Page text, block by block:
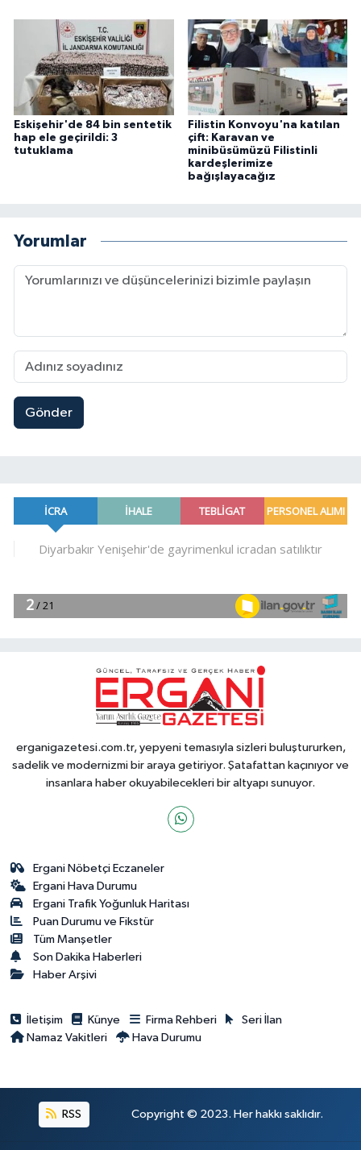
Eskişehir'de 84 bin sentetik
hap ele geçirildi: 3
tutuklama
Filistin Konvoyu'na katılan
çift: Karavan ve
minibüsümüzü Filistinli
kardeşlerimize
bağışlayacağız
Yorumlar
Gönder
erganigazetesi.com.tr, yepyeni temasıyla sizleri buluştururken,
sadelik ve modernizmi bir araya getiriyor. Şatafattan kaçınıyor ve
insanlara haber okuyabilecekleri bir altyapı sunuyor.
Ergani Nöbetçi Eczaneler
Ergani Hava Durumu
Ergani Trafik Yoğunluk Haritası
Puan Durumu ve Fikstür
Tüm Manşetler
Son Dakika Haberleri
Haber Arşivi
İletişim Künye Firma Rehberi
Seri İlan
Namaz Vakitleri
Hava Durumu
RSS Copyright © 2023. Her hakkı saklıdır.